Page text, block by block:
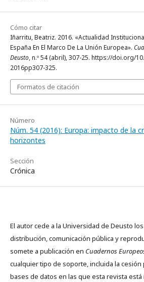
Cómo citar
Iñarritu, Beatriz. 2016. «Actualidad
España En El Marco De La Unión Europea».
Deusto, n.º 54 (abril), 307-25. https://doi.org/
2016pp307-325.
Formatos de citación
Número
Núm. 54 (2016): Europa: impacto de la
horizontes
Sección
Crónica
El autor cede a la Universidad de Deusto
distribución, comunicación pública y
somete a publicación en Cuadernos
cualquier tipo de soporte, incluida la cesión
bases de datos en las que esta revista